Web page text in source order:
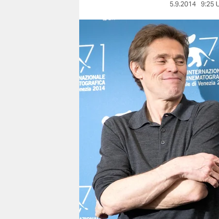
nord
wahrheit
verlag
verlag
veranstaltungen
shop
fragen & hilfe
unterstützen
abo
genossenschaft
5.9.2014 9:25